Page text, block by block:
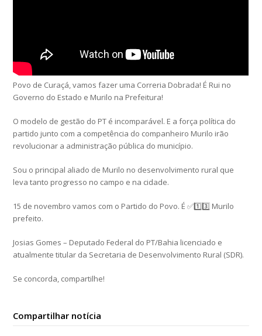
Povo de Curaçá, vamos fazer uma Correria Dobrada! É Rui no
Governo do Estado e Murilo na Prefeitura!
O modelo de gestão do PT é incomparável. E a força política do
partido junto com a competência do companheiro Murilo irão
revolucionar a administração pública do município.
Sou o principal aliado de Murilo no desenvolvimento rural que
leva tanto progresso no campo e na cidade.
15 de novembro vamos com o Partido do Povo. É ✅1️⃣3️⃣ Murilo
prefeito.
Josias Gomes – Deputado Federal do PT/Bahia licenciado e
atualmente titular da Secretaria de Desenvolvimento Rural (SDR).
Se concorda, compartilhe!
Compartilhar notícia